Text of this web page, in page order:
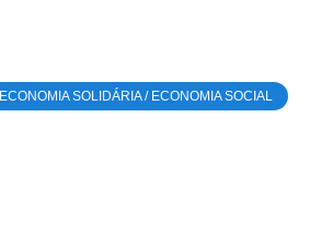
ECONOMIA SOLIDÁRIA / ECONOMIA SOCIAL